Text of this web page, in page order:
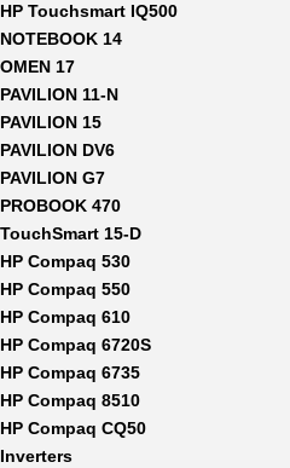
HP Touchsmart IQ500
NOTEBOOK 14
OMEN 17
PAVILION 11-N
PAVILION 15
PAVILION DV6
PAVILION G7
PROBOOK 470
TouchSmart 15-D
HP Compaq 530
HP Compaq 550
HP Compaq 610
HP Compaq 6720S
HP Compaq 6735
HP Compaq 8510
HP Compaq CQ50
Inverters